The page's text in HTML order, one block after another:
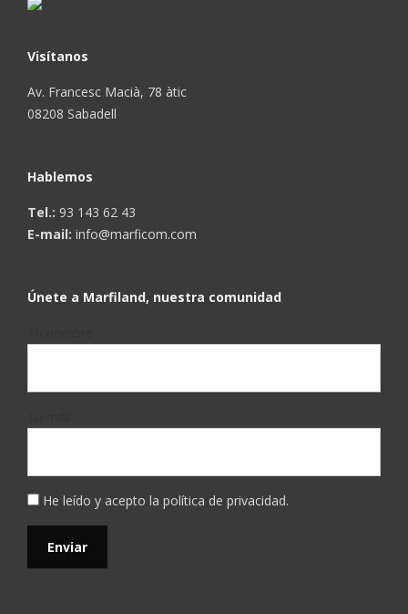
Visítanos
Av. Francesc Macià, 78 àtic
08208 Sabadell
Hablemos
Tel.: 93 143 62 43
E-mail: info@marficom.com
Únete a Marfiland, nuestra comunidad
He leído y acepto la política de privacidad.